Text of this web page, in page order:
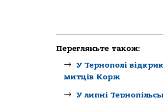
Перегляньте також:
У Тернополі
митців Корж
У липні